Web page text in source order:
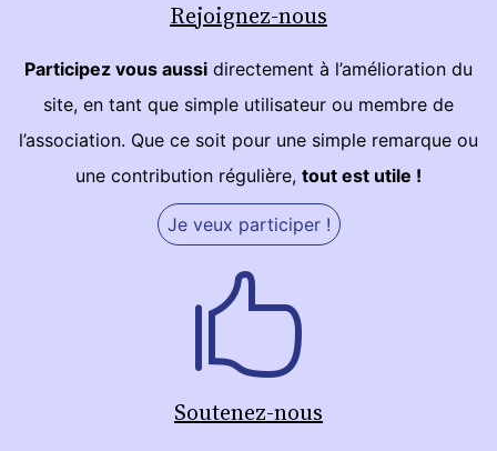
Rejoignez-nous
Participez vous aussi directement à l’amélioration du
site, en tant que simple utilisateur ou membre de
l’association. Que ce soit pour une simple remarque ou
une contribution régulière, tout est utile !
Je veux participer !
Soutenez-nous